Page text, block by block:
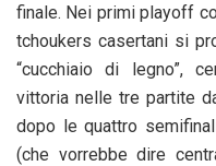
finale. Nei primi playoff
tchoukers casertani si
“cucchiaio di legno”,
vittoria nelle tre partite
dopo le quattro
(che vorrebbe dire